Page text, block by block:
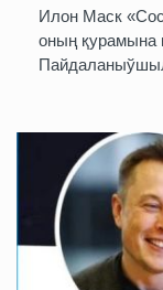
Илон Маск
оның қурамына